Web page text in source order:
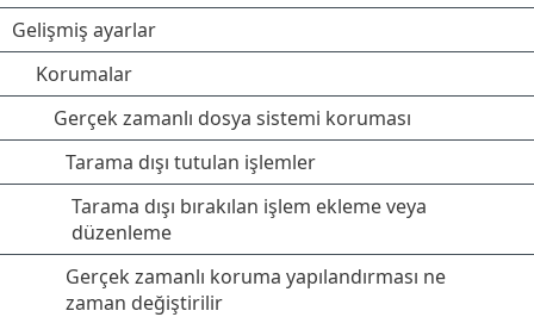
Gelişmiş ayarlar
Korumalar
Gerçek zamanlı dosya sistemi koruması
Tarama dışı tutulan işlemler
Tarama dışı bırakılan işlem ekleme veya
düzenleme
Gerçek zamanlı koruma yapılandırması ne
zaman değiştirilir